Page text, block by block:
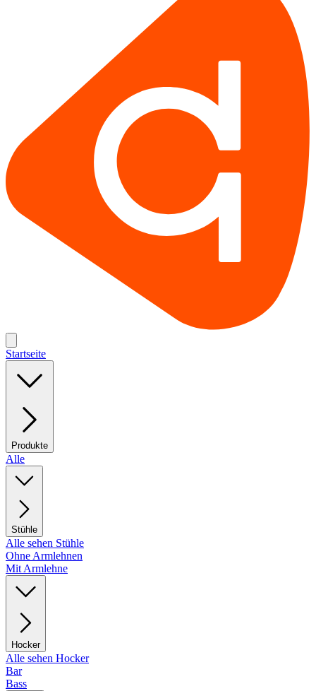
Startseite
Produkte
Alle
Stühle
Alle sehen Stühle
Ohne Armlehnen
Mit Armlehne
Hocker
Alle sehen Hocker
Bar
Bass